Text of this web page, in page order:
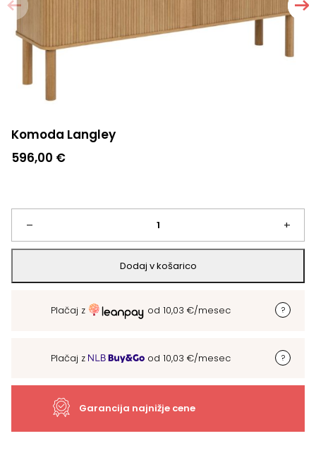
Komoda Langley
596,00 €
–
Komoda
Langley
količina
+
Dodaj v košarico
Plačaj z od 10,03 €/mesec
Plačaj z od 10,03 €/mesec
Garancija najnižje cene